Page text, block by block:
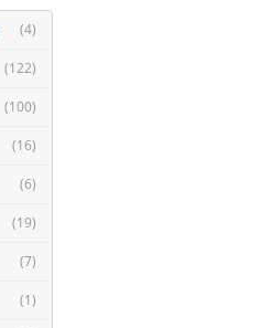
(4)
(122)
(100)
(16)
(6)
(19)
(7)
(1)